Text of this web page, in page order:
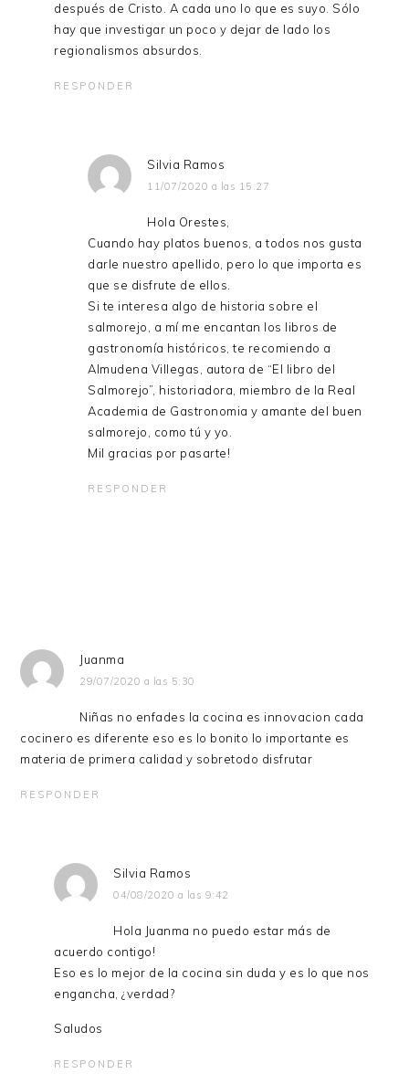
después de Cristo. A cada uno lo que es suyo. Sólo
hay que investigar un poco y dejar de lado los
regionalismos absurdos.
RESPONDER
Silvia Ramos
11/07/2020 a las 15:27
Hola Orestes,
Cuando hay platos buenos, a todos nos gusta
darle nuestro apellido, pero lo que importa es
que se disfrute de ellos.
Si te interesa algo de historia sobre el
salmorejo, a mí me encantan los libros de
gastronomía históricos, te recomiendo a
Almudena Villegas, autora de “El libro del
Salmorejo”, historiadora, miembro de la Real
Academia de Gastronomia y amante del buen
salmorejo, como tú y yo.
Mil gracias por pasarte!
RESPONDER
Juanma
29/07/2020 a las 5:30
Niñas no enfades la cocina es innovacion cada
cocinero es diferente eso es lo bonito lo importante es
materia de primera calidad y sobretodo disfrutar
RESPONDER
Silvia Ramos
04/08/2020 a las 9:42
Hola Juanma no puedo estar más de
acuerdo contigo!
Eso es lo mejor de la cocina sin duda y es lo que nos
engancha, ¿verdad?
Saludos
RESPONDER